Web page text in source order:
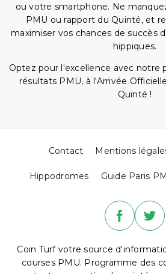
ou votre smartphone. Ne
PMU ou rapport du Quinté, et
maximiser vos chances de succès
hippiques.
Optez pour l'excellence avec notre
résultats PMU, à l'Arrivée
Quinté !
Contact Mentions
Hippodromes Guide Paris
Coin Turf votre source
courses PMU. Programme des